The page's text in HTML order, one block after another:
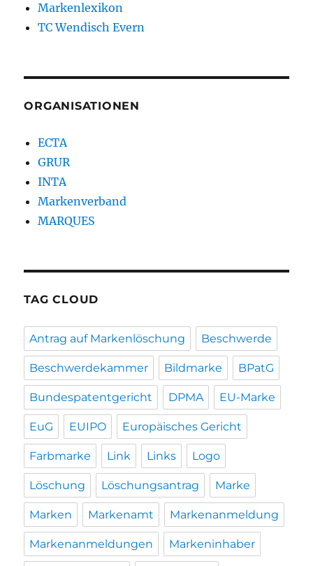
Markenlexikon
TC Wendisch Evern
ORGANISATIONEN
ECTA
GRUR
INTA
Markenverband
MARQUES
TAG CLOUD
Antrag auf Markenlöschung Beschwerde
Beschwerdekammer Bildmarke BPatG
Bundespatentgericht DPMA EU-Marke
EuG EUIPO Europäisches Gericht
Farbmarke Link Links Logo
Löschung Löschungsantrag Marke
Marken Markenamt Markenanmeldung
Markenanmeldungen Markeninhaber